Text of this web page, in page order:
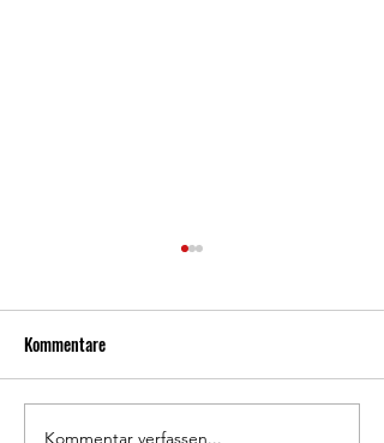
Kommentare
Kommentar verfassen...